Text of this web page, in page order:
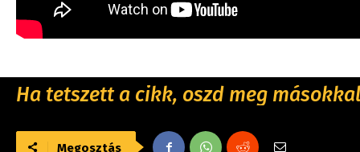
Ha tetszett a cikk, oszd meg
Megosztás